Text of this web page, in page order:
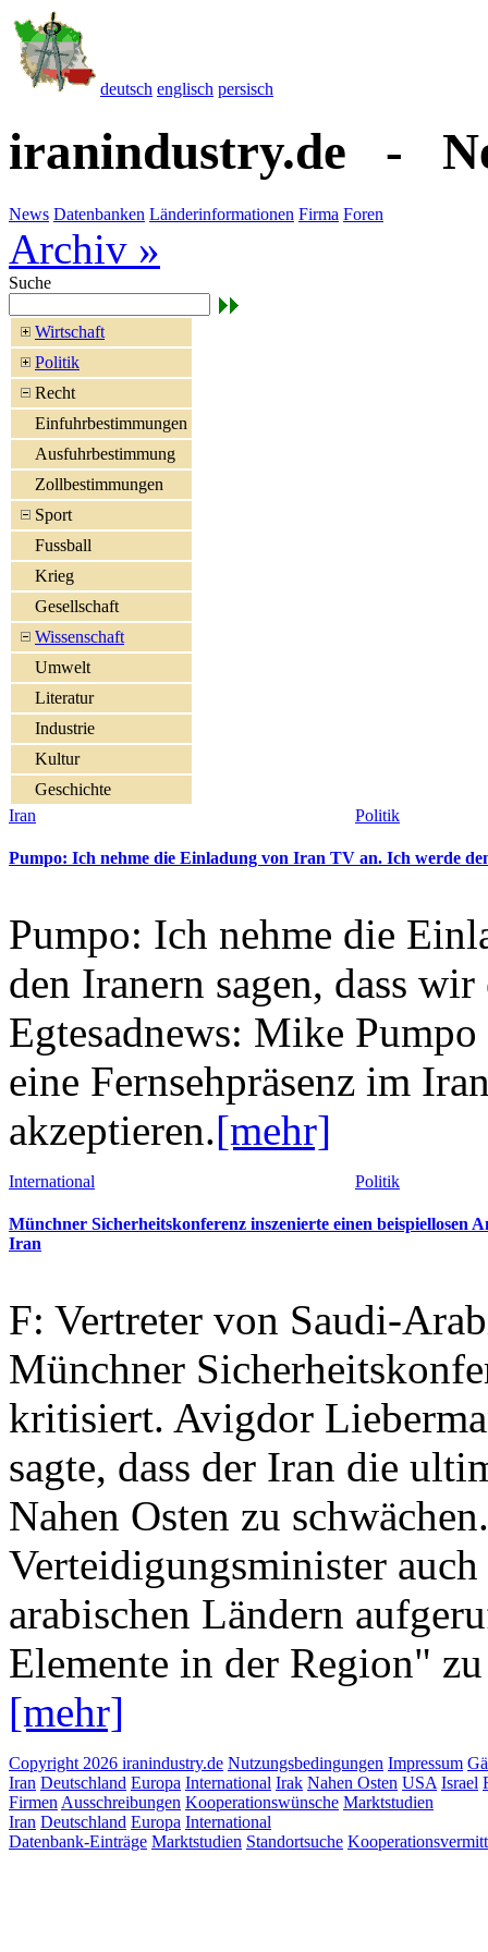
deutsch englisch persisch
iranindustry.de -
News Datenbanken Länderinformationen Firma Foren
Archiv »
Suche
Wirtschaft
Politik
Recht
Einfuhrbestimmungen
Ausfuhrbestimmung
Zollbestimmungen
Sport
Fussball
Krieg
Gesellschaft
Wissenschaft
Umwelt
Literatur
Industrie
Kultur
Geschichte
Iran
Politik
Pumpo: Ich nehme die Einladung von Iran TV an. Ich werde
Pumpo: Ich nehme die
den Iranern sagen, dass
Egtesadnews: Mike
eine Fernsehpräsenz im
akzeptieren.[mehr]
International Politik
Münchner Sicherheitskonferenz inszenierte einen
Iran
F: Vertreter von Saudi-
Münchner
kritisiert. Avigdor
sagte, dass der Iran die
Nahen Osten zu
Verteidigungsminister
arabischen Ländern
Elemente in der Region"
[mehr]
Copyright 2026 iranindustry.de Nutzungsbedingungen Impressum
Iran Deutschland Europa International Irak Nahen Osten USA Israel
Firmen Ausschreibungen Kooperationswünsche Marktstudien
Iran Deutschland Europa International
Datenbank-Einträge Marktstudien Standortsuche